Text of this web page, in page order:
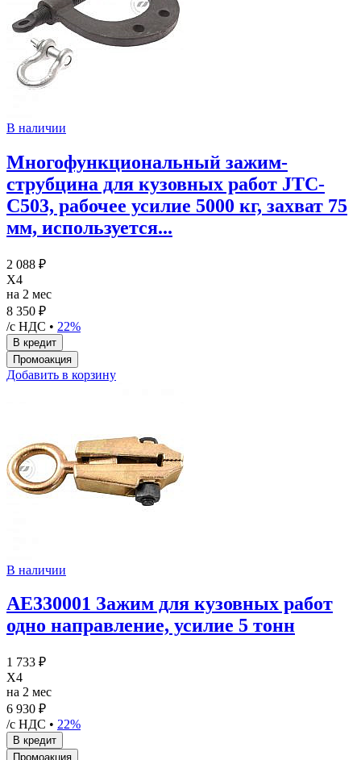
В наличии
Многофункциональный зажим-
струбцина для кузовных работ JTC-
C503, рабочее усилие 5000 кг, захват 75
мм, используется...
2 088 ₽
X4
на 2 мес
8 350 ₽
/с НДС • 22%
Добавить в корзину
В наличии
AE330001 Зажим для кузовных работ
одно направление, усилие 5 тонн
1 733 ₽
X4
на 2 мес
6 930 ₽
/с НДС • 22%